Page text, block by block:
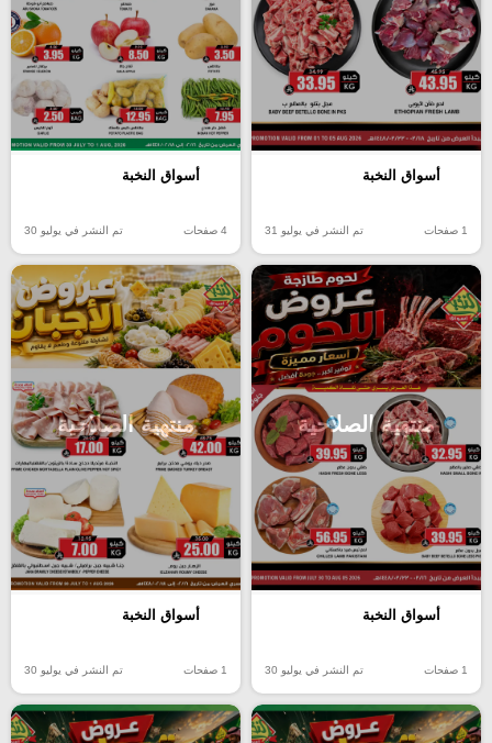
أسواق النخبة
1 صفحات تم النشر في يوليو 31
أسواق النخبة
4 صفحات تم النشر في يوليو 30
منتهية الصلاحية
أسواق النخبة
1 صفحات تم النشر في يوليو 30
منتهية الصلاحية
أسواق النخبة
1 صفحات تم النشر في يوليو 30